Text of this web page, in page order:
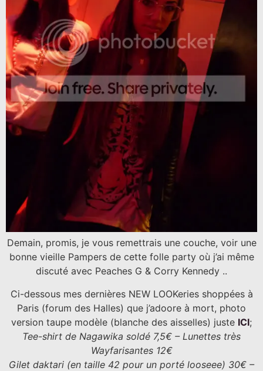
Demain, promis, je vous remettrais une couche, voir une
bonne vieille Pampers de cette folle party où j’ai même
discuté avec Peaches G & Corry Kennedy ..
Ci-dessous mes dernières NEW LOOKeries shoppées à
Paris (forum des Halles) que j’adoore à mort, photo
version taupe modèle (blanche des aisselles) juste ICI;
Tee-shirt de Nagawika soldé 7,5€ – Lunettes très
Wayfarisantes 12€
Gilet daktari (en taille 42 pour un porté looseee) 30€ –